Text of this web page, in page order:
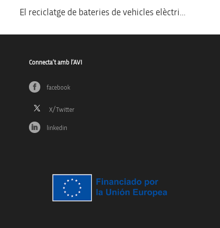
El reciclatge de bateries de vehicles elèctri...
Connecta’t amb l’AVI
facebook
linkedin